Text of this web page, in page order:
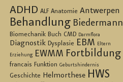
ADHD ALF Anatomie Antwerpen
Behandlung Biedermann
Biomechanik Buch CMD Darmflora
Diagnostik Dysplasie EBM Eltern
Erziehung EWMM Fortbildung
francais Funktion Geburtshindernis
Geschichte Helmorthese HWS